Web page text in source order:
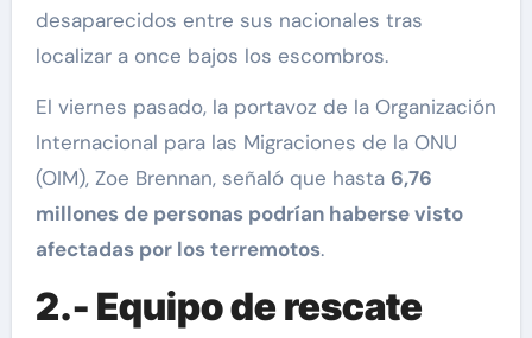
desaparecidos entre sus nacionales tras
localizar a once bajos los escombros.
El viernes pasado, la portavoz de la Organización
Internacional para las Migraciones de la ONU
(OIM), Zoe Brennan, señaló que hasta 6,76
millones de personas podrían haberse visto
afectadas por los terremotos.
2.- Equipo de rescate